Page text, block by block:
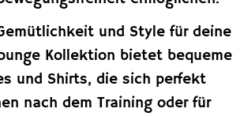
und Style für deine
Kollektion bietet bequeme
und Shirts, die sich perfekt
nach dem Training oder für